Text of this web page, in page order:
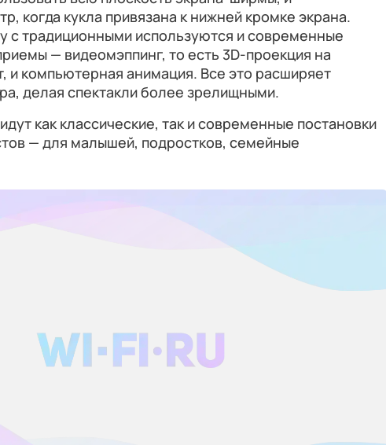
когда кукла привязана к нижней кромке экрана.
с традиционными используются и современные
— видеомэппинг, то есть 3D-проекция на
и компьютерная анимация. Все это расширяет
делая спектакли более зрелищными.
как классические, так и современные постановки
— для малышей, подростков, семейные